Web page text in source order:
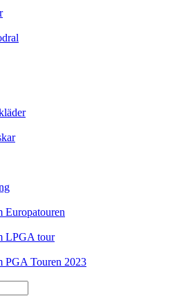
Europatouren
LPGA tour
PGA Touren 2023